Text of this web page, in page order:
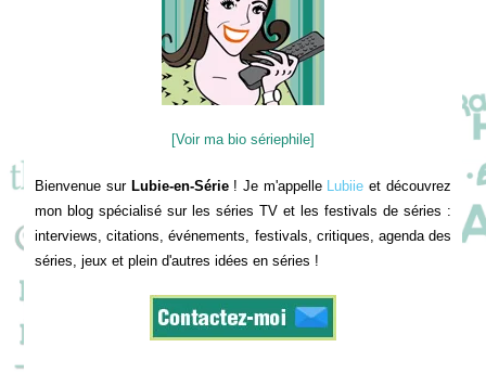
[Voir ma bio sériephile]
Bienvenue sur Lubie-en-Série! Je m'appelle Lubiie et découvrez
mon blog spécialisé sur les séries TV et les festivals de séries :
interviews, citations, événements, festivals, critiques, agenda des
séries, jeux et plein d'autres idées en séries !